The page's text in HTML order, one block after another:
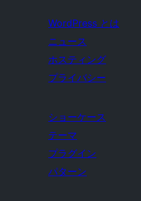
WordPress とは
ニュース
ホスティング
プライバシー
ショーケース
テーマ
プラグイン
パターン